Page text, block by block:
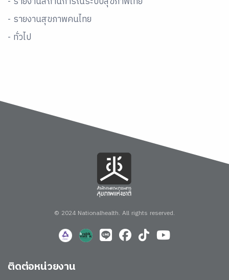
- รายงานสุขภาพคนไทย
- ทั่วไป
© 2024 Nationalhealth. All rights reserved.
ติดต่อหน่วยงาน